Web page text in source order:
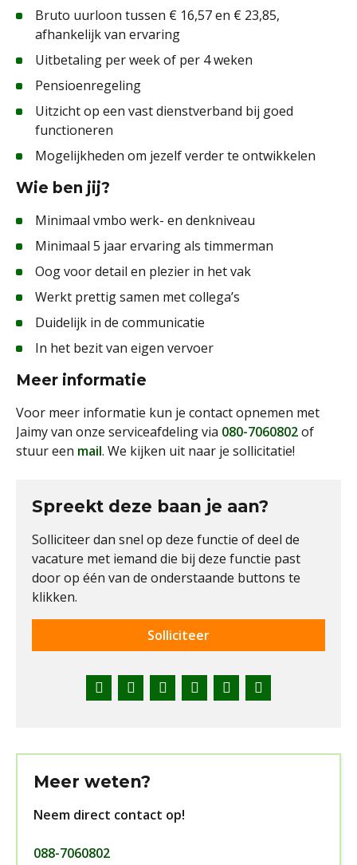
Bruto uurloon tussen € 16,57 en € 23,85,
afhankelijk van ervaring
Uitbetaling per week of per 4 weken
Pensioenregeling
Uitzicht op een vast dienstverband bij goed
functioneren
Mogelijkheden om jezelf verder te ontwikkelen
Wie ben jij?
Minimaal vmbo werk- en denkniveau
Minimaal 5 jaar ervaring als timmerman
Oog voor detail en plezier in het vak
Werkt prettig samen met collega’s
Duidelijk in de communicatie
In het bezit van eigen vervoer
Meer informatie
Voor meer informatie kun je contact opnemen met
Jaimy van onze serviceafdeling via 080-7060802of
stuur een mail. We kijken uit naar je sollicitatie!
Spreekt deze baan je aan?
Solliciteer dan snel op deze functie of deel de
vacature met iemand die bij deze functie past
door op één van de onderstaande buttons te
klikken.
FacebookTwitterLinkedInPinterestWhatsApp
Solliciteer
Meer weten?
Neem direct contact op!
088-7060802